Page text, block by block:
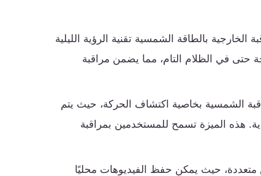
الخارجية بالطاقة الشمسية تقنية الرؤية الليلية
حتى في الظلام التام، مما يضمن مراقبة
الشمسية بخاصية اكتشاف الحركة، حيث يتم
هذه الميزة تسمح للمستخدمين بمراقبة
متعددة، حيث يمكن حفظ الفيديوهات محليًا